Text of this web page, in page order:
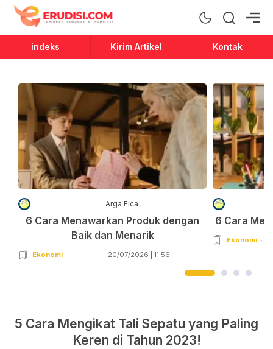
Erudisi
Temukan Jawaban dan Inspirasi
indeks Kirim Artikel Kontak
Arga Fica
6 Cara Menawarkan Produk dengan
Baik dan Menarik
Ekonomi 20/07/2026 | 11:56
6 Cara
Ekonomi
5 Cara Mengikat Tali Sepatu yang Paling
Keren di Tahun 2023!